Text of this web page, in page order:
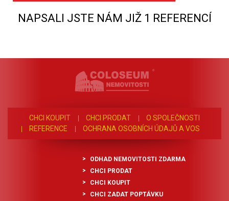
NAPSALI JSTE NÁM JIŽ 1 REFERENCÍ
CHCI KOUPIT CHCI PRODAT
O SPOLEČNOSTI
REFERENCE
OCHRANA OSOBNÍCH ÚDAJŮ A VOS
ODHAD NEMOVITOSTI ZDARMA
CHCI PRODAT
CHCI KOUPIT
CHCI ZADAT POPTÁVKU